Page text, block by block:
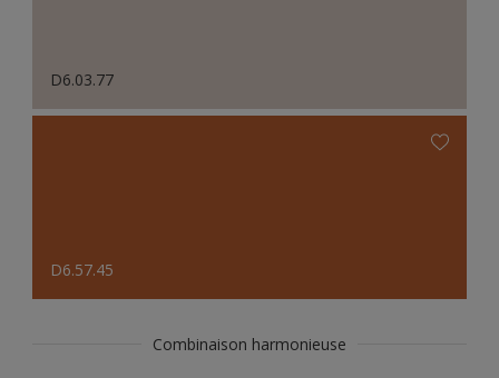
D6.03.77
D6.57.45
Combinaison harmonieuse